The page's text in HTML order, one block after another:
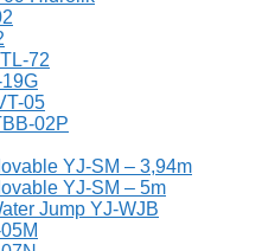
72
05
02P
YJ-SM – 3,94m
YJ-SM – 5m
Jump YJ-WJB